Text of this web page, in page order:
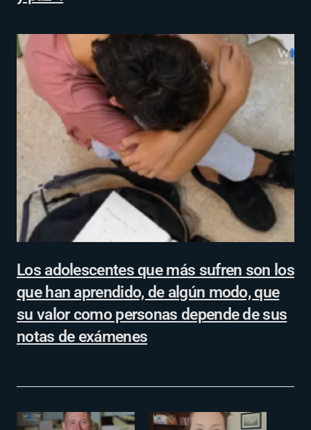
Los adolescentes que más sufren son los
que han aprendido, de algún modo, que
su valor como personas depende de sus
notas de exámenes